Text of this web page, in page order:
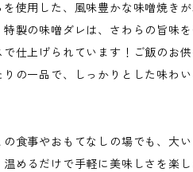
使用した、風味豊かな味噌焼き
特製の味噌ダレは、さわらの旨味
で仕上げられています！ご飯のお
りの一品で、しっかりとした味わ
の食事やおもてなしの場でも、大
温めるだけで手軽に美味しさを楽